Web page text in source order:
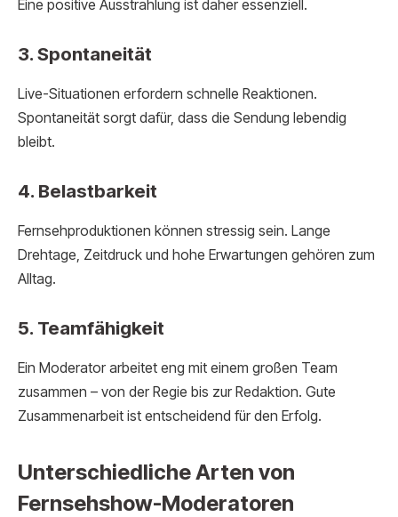
Eine positive Ausstrahlung ist daher essenziell.
3. Spontaneität
Live-Situationen erfordern schnelle Reaktionen.
Spontaneität sorgt dafür, dass die Sendung lebendig
bleibt.
4. Belastbarkeit
Fernsehproduktionen können stressig sein. Lange
Drehtage, Zeitdruck und hohe Erwartungen gehören zum
Alltag.
5. Teamfähigkeit
Ein Moderator arbeitet eng mit einem großen Team
zusammen – von der Regie bis zur Redaktion. Gute
Zusammenarbeit ist entscheidend für den Erfolg.
Unterschiedliche Arten von
Fernsehshow-Moderatoren